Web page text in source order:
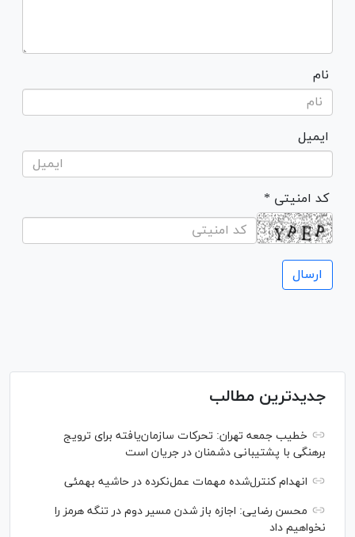
نام
ایمیل
* کد امنیتی
جدیدترین مطالب
خطیب جمعه تهران: تحرکات سازمان‌یافته برای ترویج
برهنگی با پشتیبانی دشمنان در جریان است
انهدام کنترل‌شده مهمات عمل‌نکرده در حاشیه بهمئی
محسن رضایی: اجازه باز شدن مسیر دوم در تنگه هرمز را
نخواهیم داد